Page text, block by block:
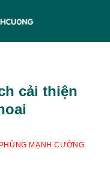
cải thiện
MẠNH CƯỜNG